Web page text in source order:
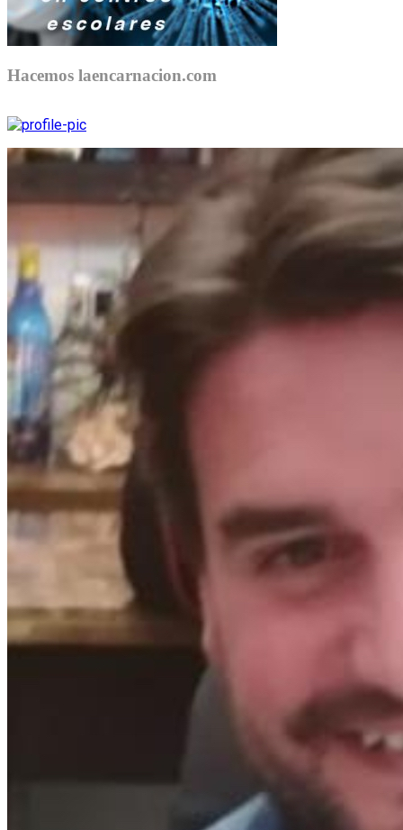
Hacemos laencarnacion.com